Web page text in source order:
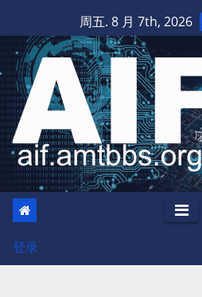
至
内
容
周五. 8 月 7th, 2026
登录